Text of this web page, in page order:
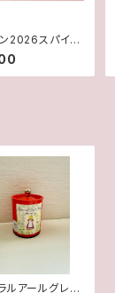
2026スパイス
ルアールグレ